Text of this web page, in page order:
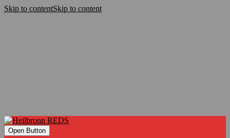
Skip to contentSkip to content
Open Button